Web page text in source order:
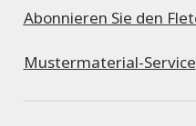
Abonnieren Sie den
Mustermaterial-Service